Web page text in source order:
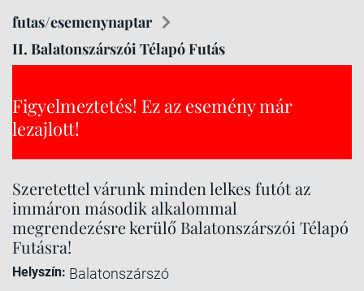
futas/esemenynaptar
II. Balatonszárszói Télapó Futás
Figyelmeztetés! Ez az esemény már
lezajlott!
Szeretettel várunk minden lelkes futót az
immáron második alkalommal
megrendezésre kerülő Balatonszárszói Télapó
Futásra!
Helyszín: Balatonszárszó